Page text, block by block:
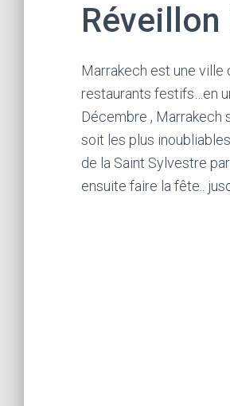
Marrakech est une ville
restaurants festifs…en
Décembre , Marrakech
soit les plus
de la Saint Sylvestre
ensuite faire la fête..